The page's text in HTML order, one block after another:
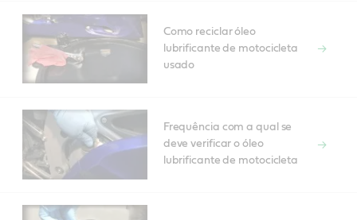
Como reciclar óleo
lubrificante de motocicleta
usado
Frequência com a qual se
deve verificar o óleo
lubrificante de motocicleta